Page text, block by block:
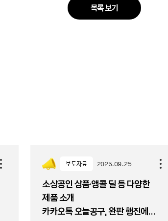
목록 보기
보도자료 2025.09.25
소상공인 상품·앵콜 딜 등 다양한
제품 소개
카카오톡 오늘공구, 완판 행진에